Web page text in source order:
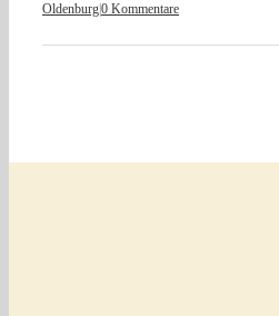
Oldenburg0 Kommentare